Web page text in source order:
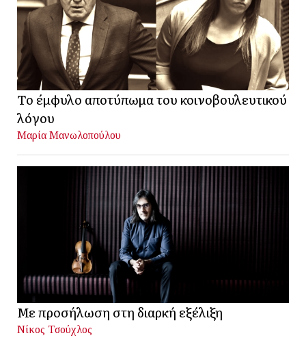
Το έμφυλο αποτύπωμα του κοινοβουλευτικού
λόγου
Μαρία Μανωλοπούλου
Με προσήλωση στη διαρκή εξέλιξη
Νίκος Τσούχλος